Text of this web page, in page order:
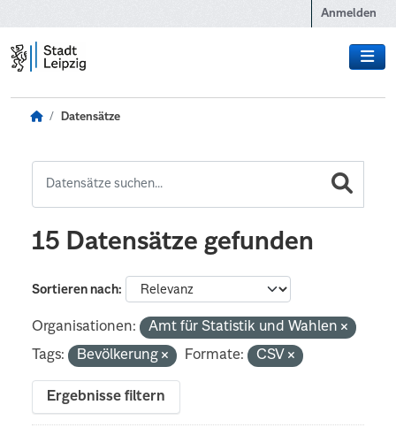
Anmelden
Datensätze
15 Datensätze gefunden
Sortieren nach
Organisationen:
Amt für Statistik und Wahlen
Tags:
Bevölkerung Formate: CSV
Ergebnisse filtern